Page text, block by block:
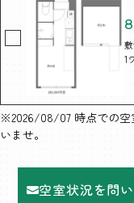
1
※2026/08/07 時点での空
いませ。
空室状況を問